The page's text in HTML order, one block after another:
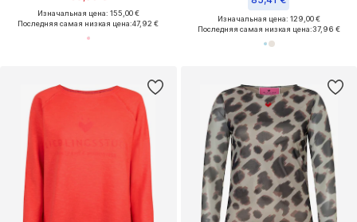
Изначальная цена: 155,00 €
Последняя самая низкая цена:47,92 €
Изначальная цена: 129,00 €
Последняя самая низкая цена:37,96 €